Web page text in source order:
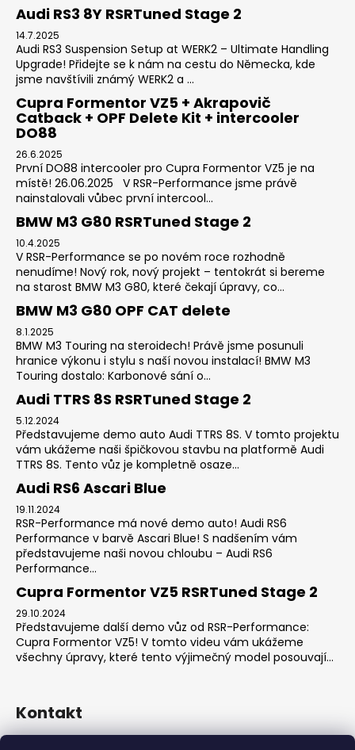
Audi RS3 8Y RSRTuned Stage 2
14.7.2025
Audi RS3 Suspension Setup at WERK2 – Ultimate Handling
Upgrade! Přidejte se k nám na cestu do Německa, kde
jsme navštívili známý WERK2 a ...
Cupra Formentor VZ5 + Akrapovič
Catback + OPF Delete Kit + intercooler
DO88
26.6.2025
První DO88 intercooler pro Cupra Formentor VZ5 je na
místě! 26.06.2025 V RSR-Performance jsme právě
nainstalovali vůbec první intercool...
BMW M3 G80 RSRTuned Stage 2
10.4.2025
V RSR-Performance se po novém roce rozhodně
nenudíme! Nový rok, nový projekt – tentokrát si bereme
na starost BMW M3 G80, které čekají úpravy, co...
BMW M3 G80 OPF CAT delete
8.1.2025
BMW M3 Touring na steroidech! Právě jsme posunuli
hranice výkonu i stylu s naší novou instalací! BMW M3
Touring dostalo: Karbonové sání o...
Audi TTRS 8S RSRTuned Stage 2
5.12.2024
Představujeme demo auto Audi TTRS 8S. V tomto projektu
vám ukážeme naši špičkovou stavbu na platformě Audi
TTRS 8S. Tento vůz je kompletně osaze...
Audi RS6 Ascari Blue
19.11.2024
RSR-Performance má nové demo auto! Audi RS6
Performance v barvě Ascari Blue! S nadšením vám
představujeme naši novou chloubu – Audi RS6
Performance...
Cupra Formentor VZ5 RSRTuned Stage 2
29.10.2024
Představujeme další demo vůz od RSR-Performance:
Cupra Formentor VZ5! V tomto videu vám ukážeme
všechny úpravy, které tento výjimečný model posouvají...
Kontakt